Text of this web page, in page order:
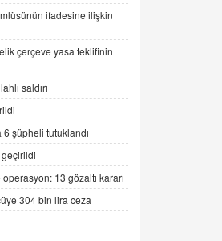
Yüzüne Vurulan
"Beraber
Peşinden
ifadesine ilişkin
çerçeve yasa teklifinin
saldırı
şüpheli tutuklandı
13 gözaltı kararı
304 bin lira ceza